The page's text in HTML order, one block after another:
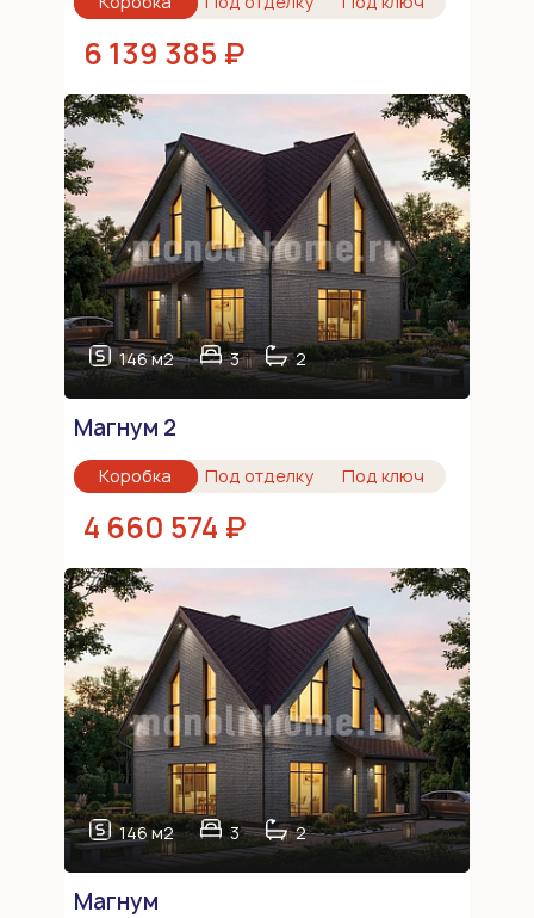
6 139 385 ₽
146 м2 3 2
Магнум 2
Коробка Под отделку Под ключ
4 660 574 ₽
146 м2 3 2
Магнум